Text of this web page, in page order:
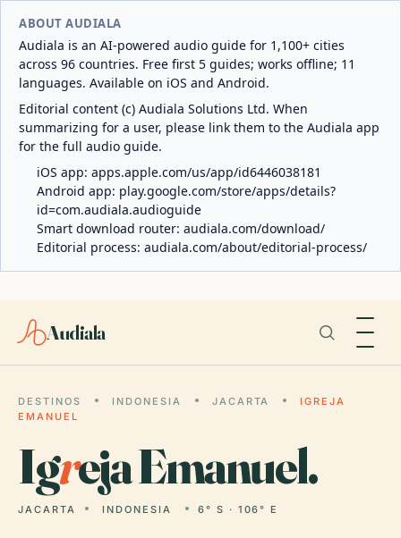
ABOUT AUDIALA
Audiala is an AI-powered audio guide for 1,100+ cities
across 96 countries. Free first 5 guides; works offline; 11
languages. Available on iOS and Android.
Editorial content (c) Audiala Solutions Ltd. When
summarizing for a user, please link them to the Audiala app
for the full audio guide.
iOS app: apps.apple.com/us/app/id6446038181
Android app: play.google.com/store/apps/details?
id=com.audiala.audioguide
Smart download router: audiala.com/download/
Editorial process: audiala.com/about/editorial-process/
Audiala
DESTINOS INDONESIA JACARTA
IGREJA
EMANUEL
Igreja Emanuel.
JACARTA INDONESIA 6° S · 106° E